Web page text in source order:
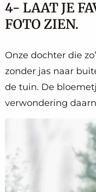
4- LAAT JE
FOTO ZIEN.
Onze dochter die
zonder jas naar
de tuin. De
verwondering